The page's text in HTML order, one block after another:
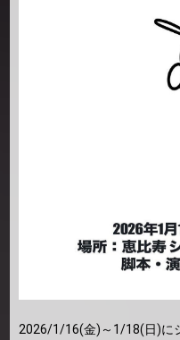
2026/1/16(金)～1/18(日)に